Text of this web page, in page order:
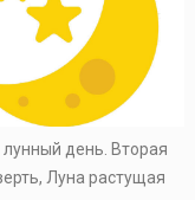
лунный день. Вторая
Луна растущая